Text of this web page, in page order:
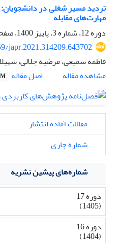
تردید مسیر شغلی در
مهارت‌های مقابله
دوره 12، شماره 3، پاییز 1400، صفحه
japr.2021.314209.643702
فاطمه سمیعی، مرضیه جلالی، سهیلا
مشاهده مقاله
اصل مقاله
مقالات آماده انتشار
شماره جاری
شماره‌های پیشین نشریه
دوره 17
(1405)
دوره 16
(1404)